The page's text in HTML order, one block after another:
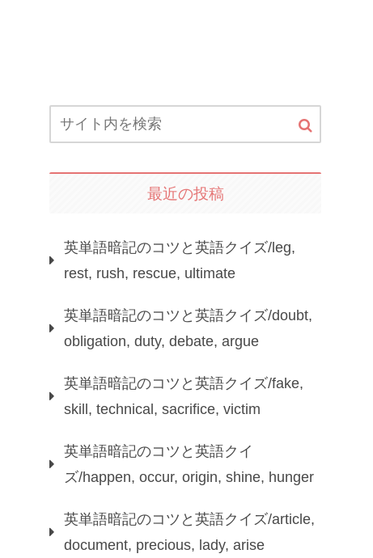
最近の投稿
英単語暗記のコツと英語クイズ/leg,
rest, rush, rescue, ultimate
英単語暗記のコツと英語クイズ/doubt,
obligation, duty, debate, argue
英単語暗記のコツと英語クイズ/fake,
skill, technical, sacrifice, victim
英単語暗記のコツと英語クイ
ズ/happen, occur, origin, shine, hunger
英単語暗記のコツと英語クイズ/article,
document, precious, lady, arise